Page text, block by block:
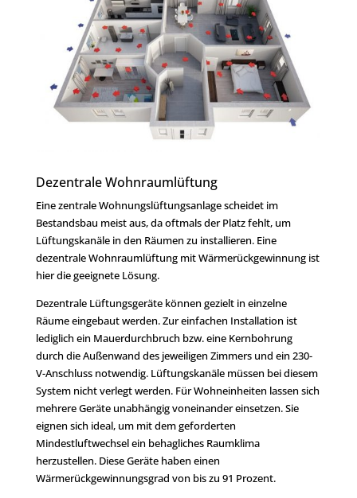
Dezentrale Wohnraumlüftung
Eine zentrale Wohnungslüftungsanlage scheidet im
Bestandsbau meist aus, da oftmals der Platz fehlt, um
Lüftungskanäle in den Räumen zu installieren. Eine
dezentrale Wohnraumlüftung mit Wärmerückgewinnung ist
hier die geeignete Lösung.
Dezentrale Lüftungsgeräte können gezielt in einzelne
Räume eingebaut werden. Zur einfachen Installation ist
lediglich ein Mauerdurchbruch bzw. eine Kernbohrung
durch die Außenwand des jeweiligen Zimmers und ein 230-
V-Anschluss notwendig. Lüftungskanäle müssen bei diesem
System nicht verlegt werden. Für Wohneinheiten lassen sich
mehrere Geräte unabhängig voneinander einsetzen. Sie
eignen sich ideal, um mit dem geforderten
Mindestluftwechsel ein behagliches Raumklima
herzustellen. Diese Geräte haben einen
Wärmerückgewinnungsgrad von bis zu 91 Prozent.